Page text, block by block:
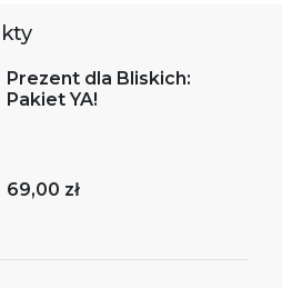
Prezent dla Bliskich:
Pakiet YA!
69,00 zł